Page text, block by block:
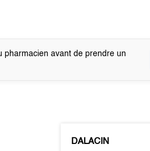
pharmacien avant de prendre un
DALACIN